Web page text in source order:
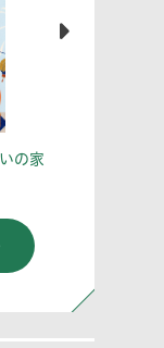
の家